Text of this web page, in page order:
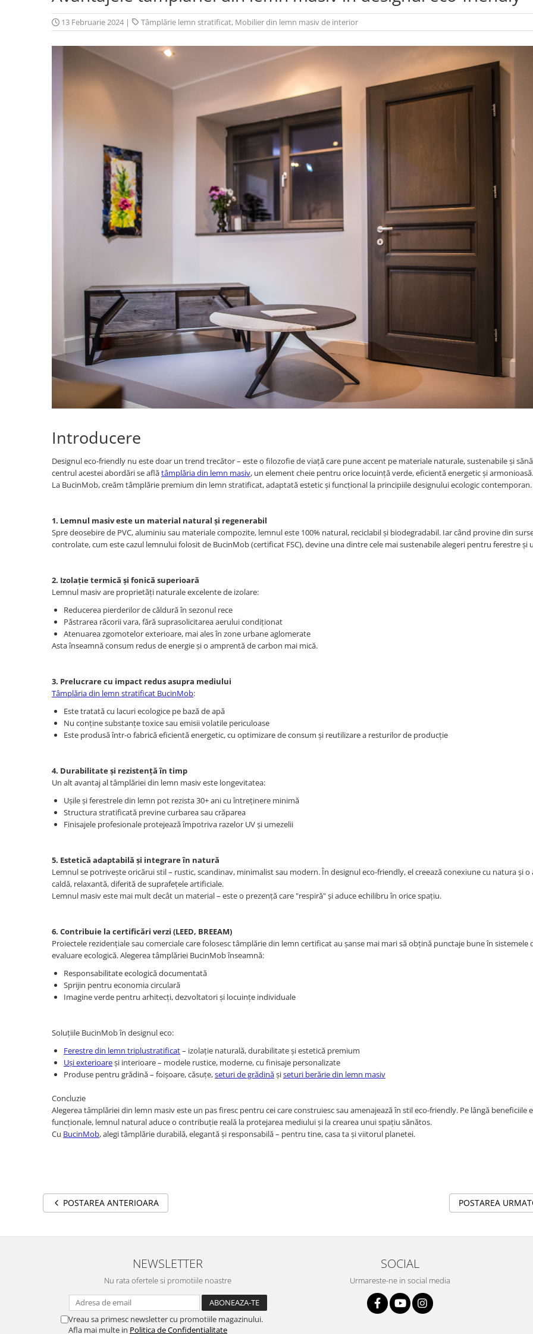
13 Februarie 2024 | Tâmplărie lemn stratificat, Mobilier din lemn masiv de interior
Introducere
Designul eco-friendly nu este doar un trend trecător – este o filozofie de viață care pune accent pe materiale naturale, sustenabile și
centrul acestei abordări se aflătâmplăria din lemn masiv, un element cheie pentru orice locuință verde, eficientă energetic și armonioasă.
La BucinMob, creăm tâmplărie premium din lemn stratificat, adaptată estetic și funcțional la principiile designului ecologic contemporan.
1. Lemnul masiv este un material natural și regenerabil
Spre deosebire de PVC, aluminiu sau materiale compozite, lemnul este 100% natural, reciclabil și biodegradabil. Iar când provine din
controlate, cum este cazul lemnului folosit de BucinMob (certificat FSC), devine una dintre cele mai sustenabile alegeri pentru ferestre și
2. Izolație termică și fonică superioară
Lemnul masiv are proprietăți naturale excelente de izolare:
Reducerea pierderilor de căldură în sezonul rece
Păstrarea răcorii vara, fără suprasolicitarea aerului condiționat
Atenuarea zgomotelor exterioare, mai ales în zone urbane aglomerate
Asta înseamnă consum redus de energie și o amprentă de carbon mai mică.
3. Prelucrare cu impact redus asupra mediului
Tâmplăria din lemn stratificat BucinMob:
Este tratată cu lacuri ecologice pe bază de apă
Nu conține substanțe toxice sau emisii volatile periculoase
Este produsă într-o fabrică eficientă energetic, cu optimizare de consum și reutilizare a resturilor de producție
4. Durabilitate și rezistență în timp
Un alt avantaj al tâmplăriei din lemn masiv este longevitatea:
Ușile și ferestrele din lemn pot rezista 30+ ani cu întreținere minimă
Structura stratificată previne curbarea sau crăparea
Finisajele profesionale protejează împotriva razelor UV și umezelii
5. Estetică adaptabilă și integrare în natură
Lemnul se potrivește oricărui stil – rustic, scandinav, minimalist sau modern. În designul eco-friendly, el creează conexiune cu natura și
caldă, relaxantă, diferită de suprafețele artificiale.
Lemnul masiv este mai mult decât un material – este o prezență care "respiră" și aduce echilibru în orice spațiu.
6. Contribuie la certificări verzi (LEED, BREEAM)
Proiectele rezidențiale sau comerciale care folosesc tâmplărie din lemn certificat au șanse mai mari să obțină punctaje bune în sistemele
evaluare ecologică. Alegerea tâmplăriei BucinMob înseamnă:
Responsabilitate ecologică documentată
Sprijin pentru economia circulară
Imagine verde pentru arhitecți, dezvoltatori și locuințe individuale
Soluțiile BucinMob în designul eco:
Ferestre din lemn triplustratificat– izolație naturală, durabilitate și estetică premium
Uși exterioareși interioare – modele rustice, moderne, cu finisaje personalizate
Produse pentru grădină – foișoare, căsuțe,seturi de grădinășiseturi berărie din lemn masiv
Concluzie
Alegerea tâmplăriei din lemn masiv este un pas firesc pentru cei care construiesc sau amenajează în stil eco-friendly. Pe lângă beneficiile
funcționale, lemnul natural aduce o contribuție reală la protejarea mediului și la crearea unui spațiu sănătos.
Cu BucinMob, alegi tâmplărie durabilă, elegantă și responsabilă – pentru tine, casa ta și viitorul planetei.
POSTAREA
POSTAREA ANTERIOARA
NEWSLETTER
Nu rata ofertele si promotiile noastre
Vreau sa primesc newsletter cu promotiile magazinului.
Afla mai multe in Politica de Confidentialitate
SOCIAL
Urmareste-ne in social media